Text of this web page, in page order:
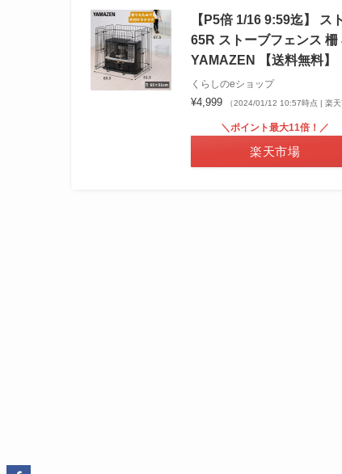
【P5倍 1/16 9:59迄】
65R ストーブフェンス
YAMAZEN 【送料無料】
くらしのeショップ
¥4,999 （2024/01/12 10:57時点 | 楽天
＼ポイント最大11倍！／
楽天市場